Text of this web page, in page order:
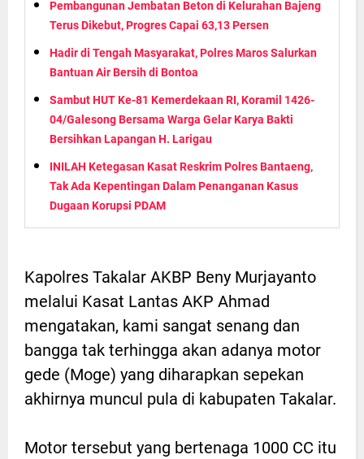
Pembangunan Jembatan Beton di Kelurahan Bajeng
Terus Dikebut, Progres Capai 63,13 Persen
Hadir di Tengah Masyarakat, Polres Maros Salurkan
Bantuan Air Bersih di Bontoa
Sambut HUT Ke-81 Kemerdekaan RI, Koramil 1426-
04/Galesong Bersama Warga Gelar Karya Bakti
Bersihkan Lapangan H. Larigau
INILAH Ketegasan Kasat Reskrim Polres Bantaeng,
Tak Ada Kepentingan Dalam Penanganan Kasus
Dugaan Korupsi PDAM
Kapolres Takalar AKBP Beny Murjayanto
melalui Kasat Lantas AKP Ahmad
mengatakan, kami sangat senang dan
bangga tak terhingga akan adanya motor
gede (Moge) yang diharapkan sepekan
akhirnya muncul pula di kabupaten Takalar.
Motor tersebut yang bertenaga 1000 CC itu